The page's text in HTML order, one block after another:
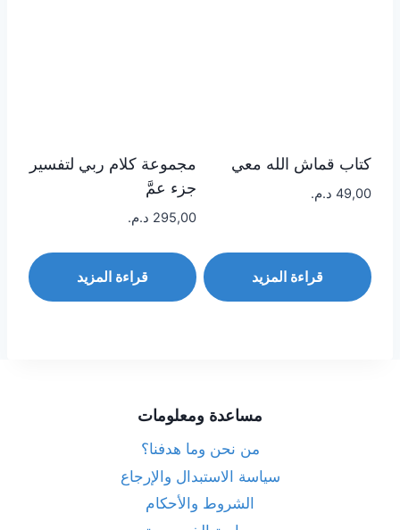
كتاب قماش الله معي
49,00 د.م.
قراءة المزيد
مجموعة كلام ربي لتفسير
جزء عمَّ
295,00 د.م.
قراءة المزيد
مساعدة ومعلومات
من نحن وما هدفنا؟
سياسة الاستبدال والإرجاع
الشروط والأحكام